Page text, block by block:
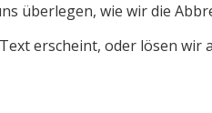
überlegen, wie wir die
erscheint, oder lösen wir